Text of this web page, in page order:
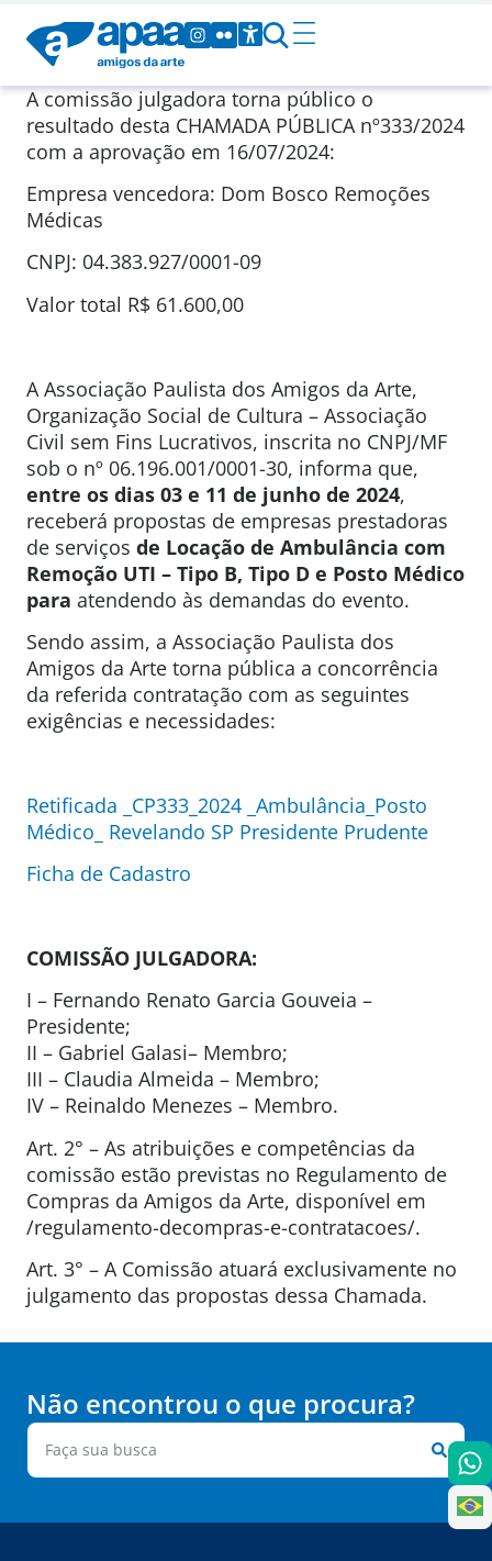
A comissão julgadora torna público o
resultado desta CHAMADA PÚBLICA nº333/2024
com a aprovação em 16/07/2024:
Empresa vencedora: Dom Bosco Remoções
Médicas
CNPJ: 04.383.927/0001-09
Valor total R$ 61.600,00
A Associação Paulista dos Amigos da Arte,
Organização Social de Cultura – Associação
Civil sem Fins Lucrativos, inscrita no CNPJ/MF
sob o nº 06.196.001/0001-30, informa que,
entre os dias 03 e 11 de junho de 2024,
receberá propostas de empresas prestadoras
de serviços de Locação de Ambulância com
Remoção UTI – Tipo B, Tipo D e Posto Médico
para atendendo às demandas do evento.
Sendo assim, a Associação Paulista dos
Amigos da Arte torna pública a concorrência
da referida contratação com as seguintes
exigências e necessidades:
Retificada _CP333_2024 _Ambulância_Posto
Médico_ Revelando SP Presidente Prudente
Ficha de Cadastro
COMISSÃO JULGADORA:
I – Fernando Renato Garcia Gouveia –
Presidente;
II – Gabriel Galasi– Membro;
III – Claudia Almeida – Membro;
IV – Reinaldo Menezes – Membro.
Art. 2° – As atribuições e competências da
comissão estão previstas no Regulamento de
Compras da Amigos da Arte, disponível em
/regulamento-decompras-e-contratacoes/.
Art. 3° – A Comissão atuará exclusivamente no
julgamento das propostas dessa Chamada.
Não encontrou o que procura?